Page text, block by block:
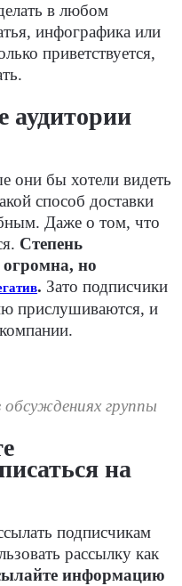
в любом
инфографика или
приветствуется,
аудитории
они бы хотели видеть
способ доставки
Даже о том, что
Степень
огромна, но
. Зато подписчики
прислушиваются, и
группы
на
подписчикам
рассылку как
информацию